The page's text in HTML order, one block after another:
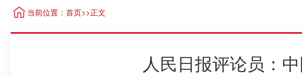
当前位置： 首页>>正文
人民日报评论员：